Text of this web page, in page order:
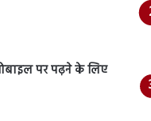
पर पढ़ने के लिए